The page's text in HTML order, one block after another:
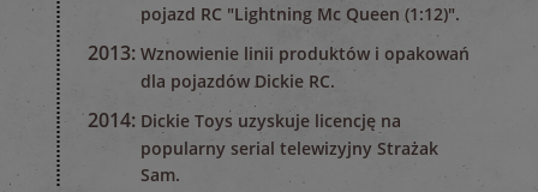
pojazd RC "Lightning Mc Queen (1:12)".
2013: Wznowienie linii produktów i opakowań
dla pojazdów Dickie RC.
2014: Dickie Toys uzyskuje licencję na
popularny serial telewizyjny Strażak
Sam.